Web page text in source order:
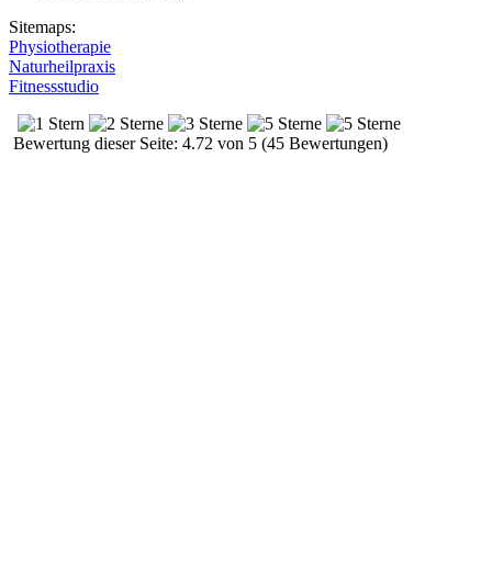
Sitemaps:
Physiotherapie
Naturheilpraxis
Fitnessstudio
Bewertung dieser Seite: 4.72 von 5 (45 Bewertungen)